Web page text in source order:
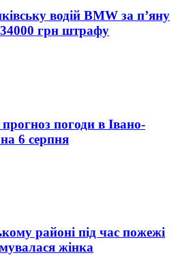
водій BMW за п’яну
грн штрафу
погоди в Івано-
6 серпня
районі під час пожежі
жінка